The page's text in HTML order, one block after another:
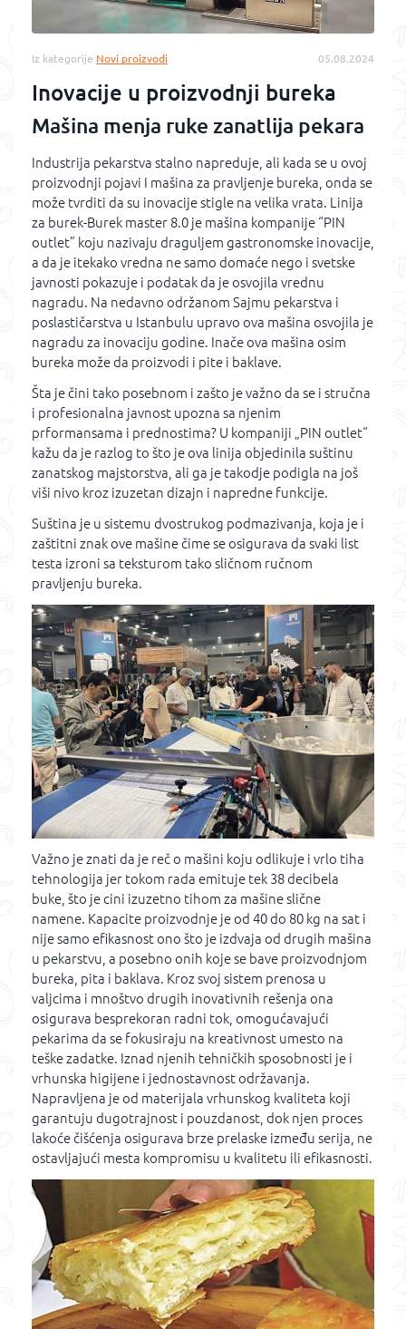
Iz kategorije Novi proizvodi 05.08.2024
Inovacije u proizvodnji bureka
Mašina menja ruke zanatlija pekara
Industrija pekarstva stalno napreduje, ali kada se u ovoj
proizvodnji pojavi I mašina za pravljenje bureka, onda se
može tvrditi da su inovacije stigle na velika vrata. Linija
za burek-Burek master 8.0 je mašina kompanije “PIN
outlet” koju nazivaju draguljem gastronomske inovacije,
a da je itekako vredna ne samo domaće nego i svetske
javnosti pokazuje i podatak da je osvojila vrednu
nagradu. Na nedavno održanom Sajmu pekarstva i
poslastičarstva u Istanbulu upravo ova mašina osvojila je
nagradu za inovaciju godine. Inače ova mašina osim
bureka može da proizvodi i pite i baklave.
Šta je čini tako posebnom i zašto je važno da se i stručna
i profesionalna javnost upozna sa njenim
prformansama i prednostima? U kompaniji „PIN outlet“
kažu da je razlog to što je ova linija objedinila suštinu
zanatskog majstorstva, ali ga je takodje podigla na još
viši nivo kroz izuzetan dizajn i napredne funkcije.
Suština je u sistemu dvostrukog podmazivanja, koja je i
zaštitni znak ove mašine čime se osigurava da svaki list
testa izroni sa teksturom tako sličnom ručnom
pravljenju bureka.
Važno je znati da je reč o mašini koju odlikuje i vrlo tiha
tehnologija jer tokom rada emituje tek 38 decibela
buke, što je cini izuzetno tihom za mašine slične
namene. Kapacite proizvodnje je od 40 do 80 kg na sat i
nije samo efikasnost ono što je izdvaja od drugih mašina
u pekarstvu, a posebno onih koje se bave proizvodnjom
bureka, pita i baklava. Kroz svoj sistem prenosa u
valjcima i mnoštvo drugih inovativnih rešenja ona
osigurava besprekoran radni tok, omogućavajući
pekarima da se fokusiraju na kreativnost umesto na
teške zadatke. Iznad njenih tehničkih sposobnosti je i
vrhunska higijene i jednostavnost održavanja.
Napravljena je od materijala vrhunskog kvaliteta koji
garantuju dugotrajnost i pouzdanost, dok njen proces
lakoće čišćenja osigurava brze prelaske između serija, ne
ostavljajući mesta kompromisu u kvalitetu ili efikasnosti.